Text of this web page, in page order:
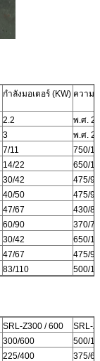
กำลังมอเตอร์ (KW) ความ
2.2
พ.ศ.
3
พ.ศ.
7/11
750/
14/22
650/
30/42
475/
40/50
475/
47/67
430/
60/90
370/
30/42
650/
47/67
475/
83/110 500/
SRL-Z300 / 600
SRL-
300/600
500/
225/400 375/